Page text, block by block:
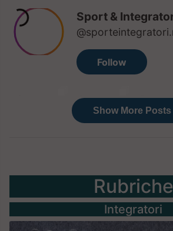
Rubriche
Integratori